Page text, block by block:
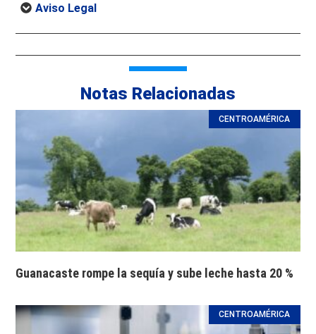
Aviso Legal
Notas Relacionadas
CENTROAMÉRICA
Guanacaste rompe la sequía y sube leche hasta 20 %
CENTROAMÉRICA